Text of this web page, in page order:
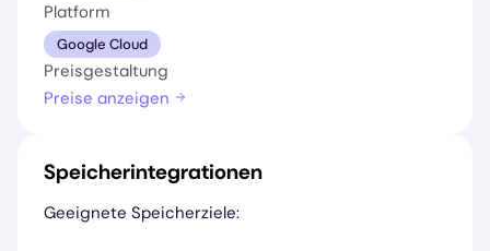
Platform
Google Cloud
Preisgestaltung
Preise anzeigen
Speicherintegrationen
Geeignete Speicherziele: